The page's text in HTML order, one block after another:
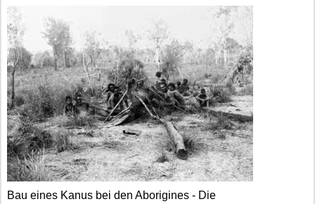
Bau eines Kanus bei den Aborigines - Die